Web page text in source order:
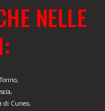
NELLE
di Cuneo,